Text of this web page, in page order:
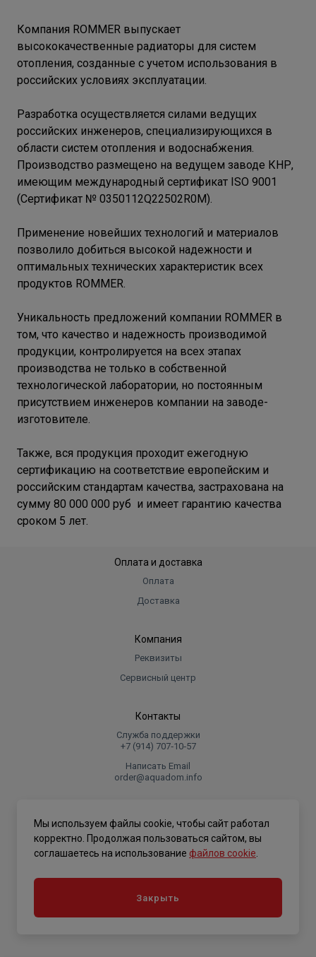
Компания ROMMER выпускает
высококачественные радиаторы для систем
отопления, созданные с учетом использования в
российских условиях эксплуатации.
Разработка осуществляется силами ведущих
российских инженеров, специализирующихся в
области систем отопления и водоснабжения.
Производство размещено на ведущем заводе КНР,
имеющим международный сертификат ISO 9001
(Сертификат № 0350112Q22502R0M).
Применение новейших технологий и материалов
позволило добиться высокой надежности и
оптимальных технических характеристик всех
продуктов ROMMER.
Уникальность предложений компании ROMMER в
том, что качество и надежность производимой
продукции, контролируется на всех этапах
производства не только в собственной
технологической лаборатории, но постоянным
присутствием инженеров компании на заводе-
изготовителе.
Также, вся продукция проходит ежегодную
сертификацию на соответствие европейским и
российским стандартам качества, застрахована на
сумму 80 000 000 руб и имеет гарантию качества
сроком 5 лет.
Оплата и доставка
Оплата
Доставка
Компания
Реквизиты
Сервисный центр
Контакты
Служба поддержки
+7 (914) 707‑10‑57
Написать Email
order@aquadom.info
.
Мы используем файлы cookie, чтобы сайт работал
корректно. Продолжая пользоваться сайтом, вы
соглашаетесь на использование файлов cookie
Закрыть